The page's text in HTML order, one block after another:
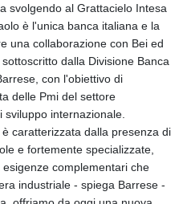
svolgendo al Grattacielo Intesa
è l'unica banca italiana e la
una collaborazione con Bei ed
dalla Divisione Banca
con l'obiettivo di
delle Pmi del settore
sviluppo internazionale.
caratterizzata dalla presenza di
e fortemente specializzate,
complementari che
industriale - spiega Barrese -